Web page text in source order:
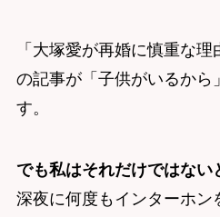
「大塚愛が再婚に慎重な
の記事が「子供がいるから
す。
でも私はそれだけではない
深夜に何度もインターホン